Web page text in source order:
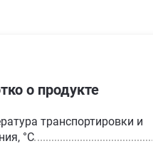
о продукте
транспортировки и
°С